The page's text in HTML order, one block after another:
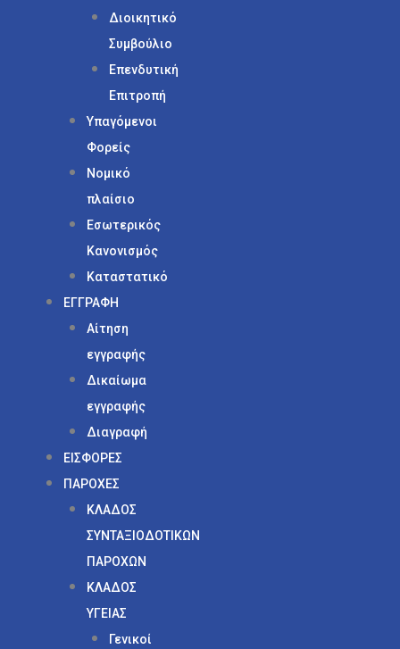
Διοικητικό
Συμβούλιο
Επενδυτική
Επιτροπή
Υπαγόμενοι
Φορείς
Νομικό
πλαίσιο
Εσωτερικός
Κανονισμός
Καταστατικό
ΕΓΓΡΑΦΗ
Αίτηση
εγγραφής
Δικαίωμα
εγγραφής
Διαγραφή
ΕΙΣΦΟΡΕΣ
ΠΑΡΟΧΕΣ
ΚΛΑΔΟΣ
ΣΥΝΤΑΞΙΟΔΟΤΙΚΩΝ
ΠΑΡΟΧΩΝ
ΚΛΑΔΟΣ
ΥΓΕΙΑΣ
Γενικοί